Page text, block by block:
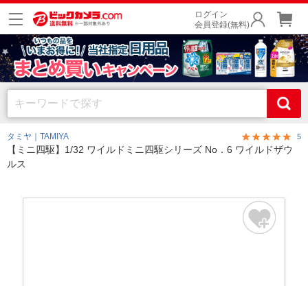
ログイン
会員登録(無料)
タミヤ｜TAMIYA 5
【ミニ四駆】1/32 ワイルドミニ四駆シリーズ No．6 ワイルドザウ
ルス